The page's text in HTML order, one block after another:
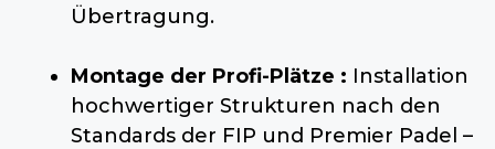
Übertragung.
Montage der Profi-Plätze : Installation
hochwertiger Strukturen nach den
Standards der FIP und Premier Padel –